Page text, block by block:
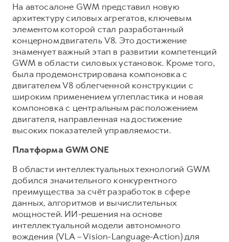
На автосалоне GWM представил новую
архитектуру силовых агрегатов, ключевым
элементом которой стал разработанный
концерном двигатель V8. Это достижение
знаменует важный этап в развитии компетенций
GWM в области силовых установок. Кроме того,
была продемонстрирована компоновка с
двигателем V8 облегченной конструкции с
широким применением углепластика и новая
компоновка с центральным расположением
двигателя, направленная на достижение
высоких показателей управляемости.
Платформа GWM ONE
В области интеллектуальных технологий GWM
добился значительного конкурентного
преимущества за счёт разработок в сфере
данных, алгоритмов и вычислительных
мощностей. ИИ-решения на основе
интеллектуальной модели автономного
вождения (VLA – Vision-Language-Action) для